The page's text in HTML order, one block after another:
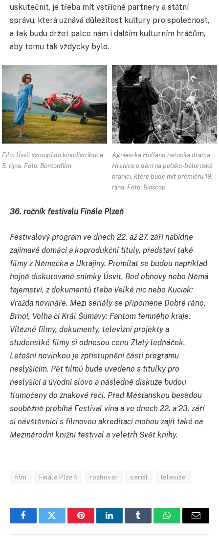
uskutečnit, je třeba mít vstřícné partnery a státní
správu, která uznává důležitost kultury pro společnost,
a tak budu držet palce nám i dalším kulturním hráčům,
aby tomu tak vždycky bylo.
Film Úsvit vstoupí do kinodistribuce
5. října. Foto: Bontonfilm
Agnieszka Holland natočila drama
Hranice o dění na polsko-běloruské
hranici, které bude mít premiéru 19.
října. Foto: Bioscop
36. ročník festivalu Finále Plzeň
Festivalový program ve dnech 22. až 27. září nabídne
zajímavé domácí a koprodukční tituly, představí také
filmy z Německa a Ukrajiny. Promítat se budou například
hojně diskutované snímky Úsvit, Bod obnovy nebo Němá
tajemství, z dokumentů třeba Velké nic nebo Kuciak:
Vražda novináře. Mezi seriály se připomene Dobré ráno,
Brno!, Volha či Král Šumavy: Fantom temného kraje.
Vítězné filmy, dokumenty, televizní projekty a
studenstké filmy si odnesou cenu Zlatý ledňáček.
Letošní novinkou je zpřístupnění části programu
neslyšícím. Pět filmů bude uvedeno s titulky pro
neslyšící a úvodní slovo a následné diskuze budou
tlumočeny do znakové řeči. Před Měšťanskou besedou
souběžně probíhá Festival vína a ve dnech 22. a 23. září
si návštěvníci s filmovou akreditací mohou zajít také na
Mezinárodní knižní festival a veletrh Svět knihy.
film Finále Plzeň rozhovor seriál televize
FacebookTwitter PinterestLinkedInTumblr WhatsApp
E-